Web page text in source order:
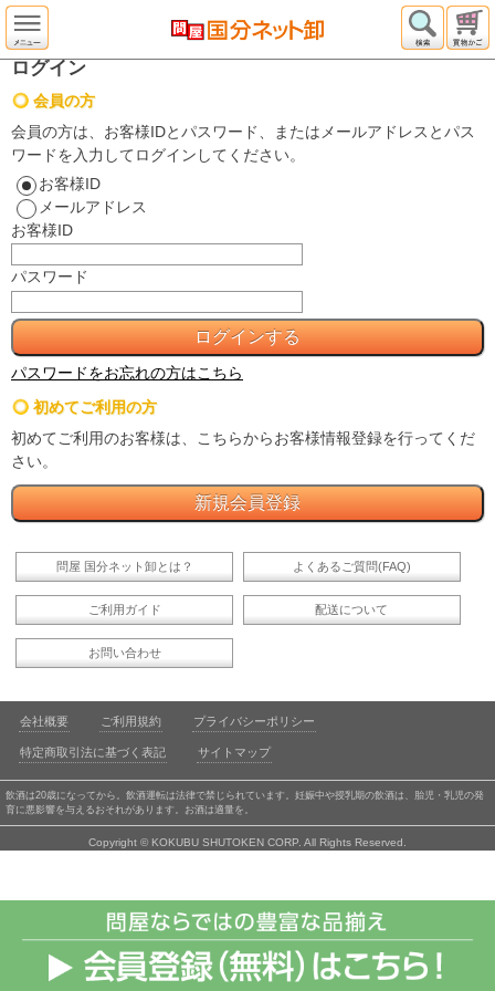
ログイン
会員の方
会員の方は、お客様IDとパスワード、またはメールアドレスとパス
ワードを入力してログインしてください。
お客様ID
メールアドレス
お客様ID
パスワード
パスワードをお忘れの方はこちら
初めてご利用の方
初めてご利用のお客様は、こちらからお客様情報登録を行ってくだ
さい。
問屋 国分ネット卸とは？ よくあるご質問(FAQ)
ご利用ガイド 配送について
お問い合わせ
会社概要 ご利用規約 プライバシーポリシー
特定商取引法に基づく表記 サイトマップ
飲酒は20歳になってから。飲酒運転は法律で禁じられています。妊娠中や授乳期の飲酒は、胎児・乳児の発
育に悪影響を与えるおそれがあります。お酒は適量を。
Copyright © KOKUBU SHUTOKEN CORP. All Rights Reserved.